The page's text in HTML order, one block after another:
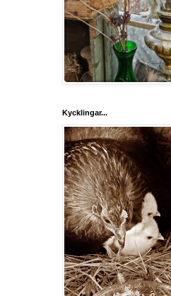
Kycklingar...